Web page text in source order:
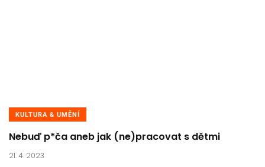
KULTURA & UMĚNÍ
Nebuď p*ča aneb jak (ne)pracovat s dětmi
21. 4. 2023